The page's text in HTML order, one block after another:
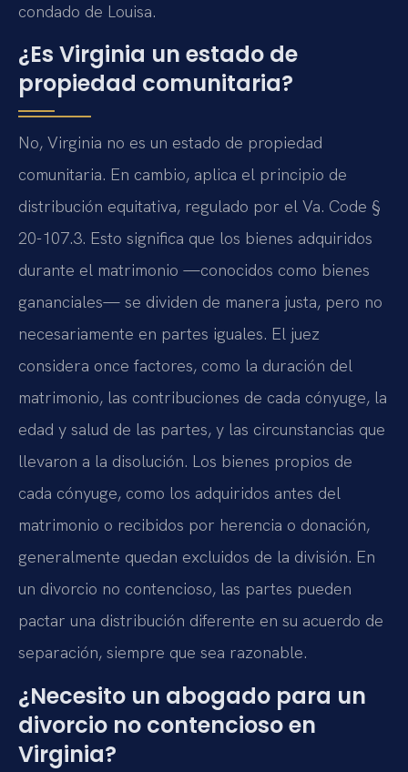
condado de Louisa.
¿Es Virginia un estado de
propiedad comunitaria?
No, Virginia no es un estado de propiedad
comunitaria. En cambio, aplica el principio de
distribución equitativa, regulado por el Va. Code §
20-107.3. Esto significa que los bienes adquiridos
durante el matrimonio —conocidos como bienes
gananciales— se dividen de manera justa, pero no
necesariamente en partes iguales. El juez
considera once factores, como la duración del
matrimonio, las contribuciones de cada cónyuge, la
edad y salud de las partes, y las circunstancias que
llevaron a la disolución. Los bienes propios de
cada cónyuge, como los adquiridos antes del
matrimonio o recibidos por herencia o donación,
generalmente quedan excluidos de la división. En
un divorcio no contencioso, las partes pueden
pactar una distribución diferente en su acuerdo de
separación, siempre que sea razonable.
¿Necesito un abogado para un
divorcio no contencioso en
Virginia?